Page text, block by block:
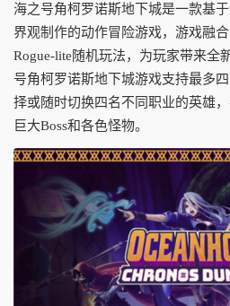
海之号角柯罗诺斯地下城是一款基
界观制作的动作冒险游戏，游戏融
Rogue-lite随机玩法，为玩家带来全
号角柯罗诺斯地下城游戏支持最多
择或随时切换四名不同职业的英雄
巨大Boss和各色怪物。